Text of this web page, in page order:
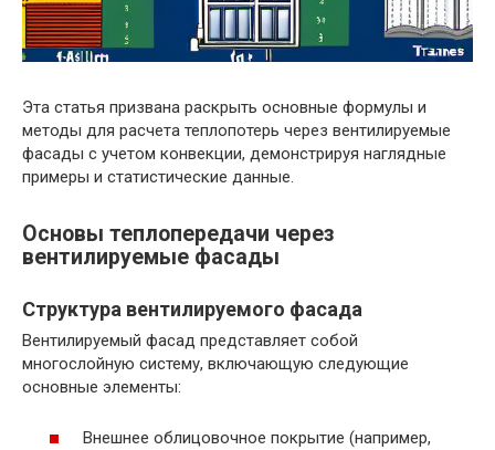
Эта статья призвана раскрыть основные формулы и
методы для расчета теплопотерь через вентилируемые
фасады с учетом конвекции, демонстрируя наглядные
примеры и статистические данные.
Основы теплопередачи через
вентилируемые фасады
Структура вентилируемого фасада
Вентилируемый фасад представляет собой
многослойную систему, включающую следующие
основные элементы:
Внешнее облицовочное покрытие (например,